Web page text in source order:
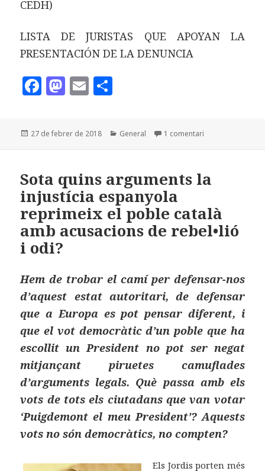
CEDH)
LISTA DE JURISTAS QUE APOYAN LA
PRESENTACIÓN DE LA DENUNCIA
F
c
e
o
o
k
M
to
d
n
E
l p
rt
ei
x
Publicat
27 de febrer de 2018 Categories
General 1 comentari
Sota quins arguments la
injustícia espanyola
reprimeix el poble català
amb acusacions de rebel•lió
i odi?
Hem de trobar el camí per defensar-nos
d’aquest estat autoritari, de defensar
que a Europa es pot pensar diferent, i
que el vot democràtic d’un poble que ha
escollit un President no pot ser negat
mitjançant piruetes camuflades
d’arguments legals. Què passa amb els
vots de tots els ciutadans que van votar
‘Puigdemont el meu President’? Aquests
vots no són democràtics, no compten?
Els Jordis porten més